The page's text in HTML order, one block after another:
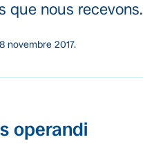
que nous recevons.
novembre 2017.
operandi